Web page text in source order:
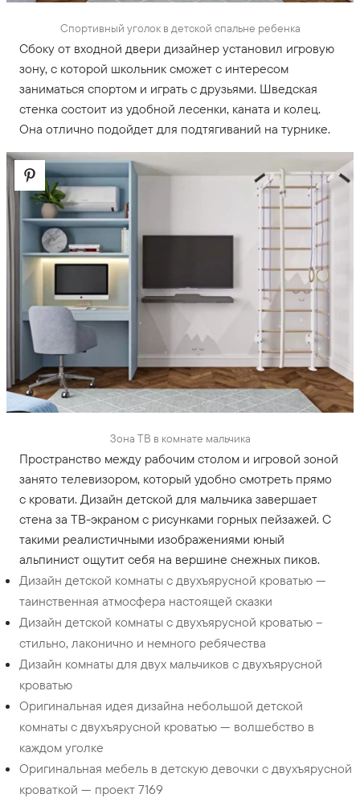
Спортивный уголок в детской спальне ребенка
Сбоку от входной двери дизайнер установил игровую
зону, с которой школьник сможет с интересом
заниматься спортом и играть с друзьями. Шведская
стенка состоит из удобной лесенки, каната и колец.
Она отлично подойдет для подтягиваний на турнике.
Зона ТВ в комнате мальчика
Пространство между рабочим столом и игровой зоной
занято телевизором, который удобно смотреть прямо
с кровати. Дизайн детской для мальчика завершает
стена за ТВ-экраном с рисунками горных пейзажей. С
такими реалистичными изображениями юный
альпинист ощутит себя на вершине снежных пиков.
Дизайн детской комнаты с двухъярусной кроватью —
таинственная атмосфера настоящей сказки
Дизайн детской комнаты с двухъярусной кроватью –
стильно, лаконично и немного ребячества
Дизайн комнаты для двух мальчиков с двухъярусной
кроватью
Оригинальная идея дизайна небольшой детской
комнаты с двухъярусной кроватью — волшебство в
каждом уголке
Оригинальная мебель в детскую девочки с двухъярусной
кроваткой — проект 7169